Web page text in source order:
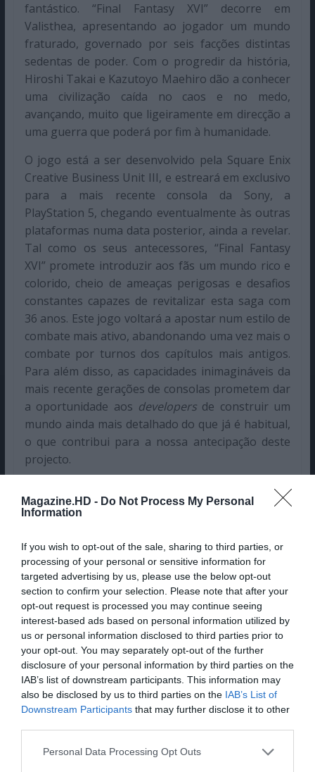
Magazine.HD - Do Not Process My Personal
Information
If you wish to opt-out of the sale, sharing to third parties, or
processing of your personal or sensitive information for
targeted advertising by us, please use the below opt-out
section to confirm your selection. Please note that after your
opt-out request is processed you may continue seeing
interest-based ads based on personal information utilized by
us or personal information disclosed to third parties prior to
your opt-out. You may separately opt-out of the further
disclosure of your personal information by third parties on the
IAB’s list of downstream participants. This information may
also be disclosed by us to third parties on the IAB’s List of
Downstream Participants that may further disclose it to other
Personal Data Processing Opt Outs
fantástico. “Final Fantasy XVI” decorre em
Valisthea, apresentando ao jogador um mundo
fraturado, governado por seis facções distintas
sedentas de poder. Com o progredir da história,
Hiroshi Takai e Kazutoyo Maehiro dão a conhecer
uma civilização caída no caos e no medo,
avançando, muito que ligeiramente em direcção a
uma guerra que poderá por fim à humanidade.
O jogo está a ser desenvolvido pela Square Enix
Creative Business Unit III, e estreará em exclusivo
para a mais recente consola da Sony, a
PlayStation 5, chegando eventualmente às outras
plataformas numa data posterior, ainda a revelar.
Tal como os seus antecessores, “Final Fantasy
XVI” promete introduzir aos fãs um mundo rico e
colorido, cheio de ameaças perigosas e desafios
constantes capazes de revitalizar esta saga com
36 anos. Este jogo voltará a apostar num estilo de
combate mais ativo, abandonando uma vez mais o
combate por turnos dos capítulos mais antigos.
Para além disso, as capacidades inimagináveis da
mais recente gerações de consolas prometem dar
a oportunidade aos developersde construir um
mundo ainda mais detalhado do que já é habitual,
o que contribui para a nossa antecipação deste
projecto.
“Final Fantasy XVI” tem lançamento marcado para
22 de Junho, para a PlayStation 5.
João Fernandes